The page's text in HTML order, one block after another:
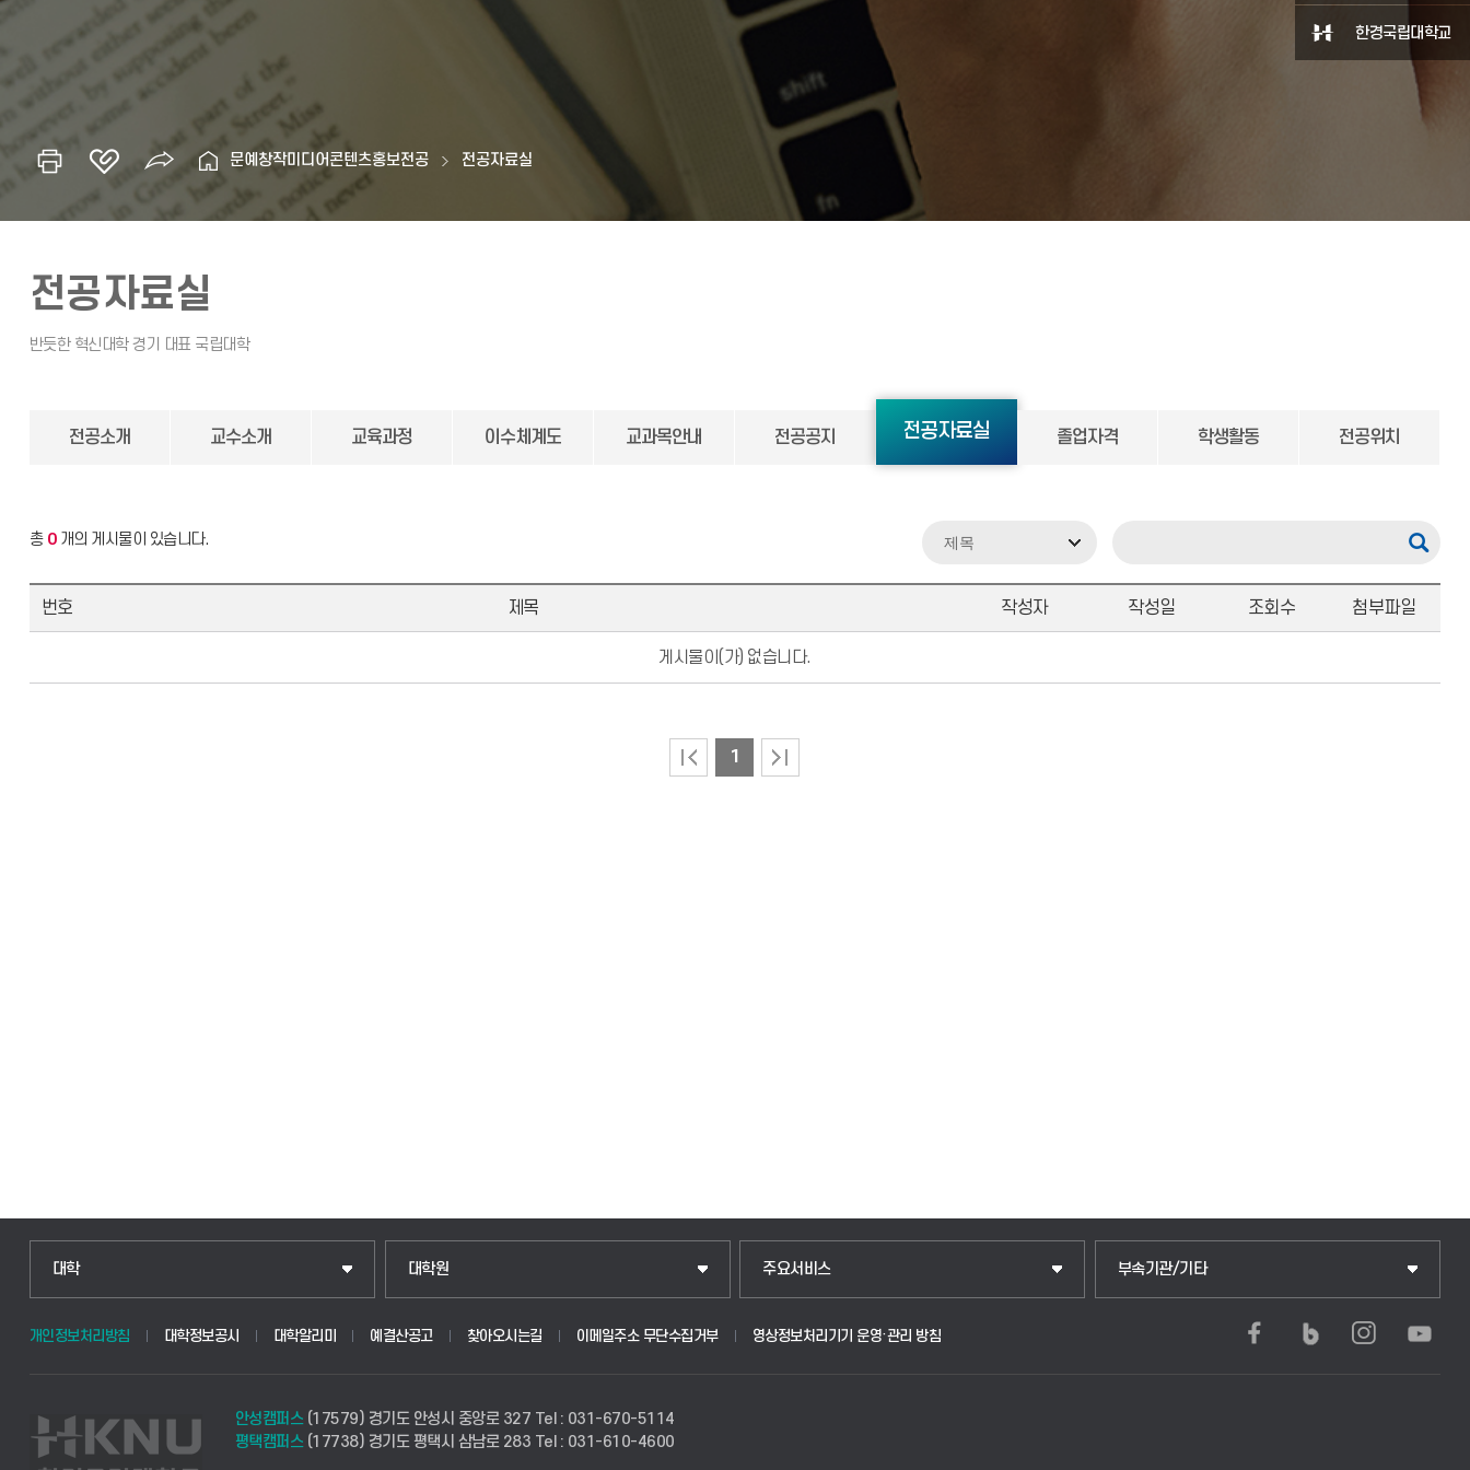
한경국립대학교
문예창작미디어콘텐츠홍보전공 전공자료실
전공자료실
전공소개 교수소개 교육과정 이수체계도 교과목안내 전공공지 전공자료실 졸업자격 학생활동 전공위치
총 0개의 게시물이 있습니다.
번호 제목 작성자 작성일 조회수 첨부파일
게시물이(가) 없습니다.
1
대학
인문융합공공인재학부
법경영학부
식물자원조경학부
대학원
일반대학원
산업대학원
경영대학원
주요서비스
입학안내
웹메일
부속기관/기타
중앙도서관
개인정보처리방침 대학정보공시 대학알리미 예결산공고 찾아오시는길 이메일주소 무단수집거부 영상정보처리기기 운영·관리 방침
안성캠퍼스(17579) 경기도 안성시 중앙로 327 Tel : 031-670-5114
평택캠퍼스(17738) 경기도 평택시 삼남로 283 Tel : 031-610-4600